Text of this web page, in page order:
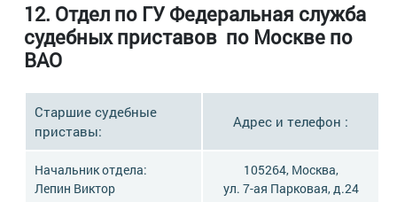
12. Отдел по ГУ Федеральная служба
судебных приставов по Москве по
ВАО
Старшие судебные
приставы:
Адрес и телефон :
Начальник отдела:
Лепин Виктор
105264, Москва,
ул. 7-ая Парковая, д.24